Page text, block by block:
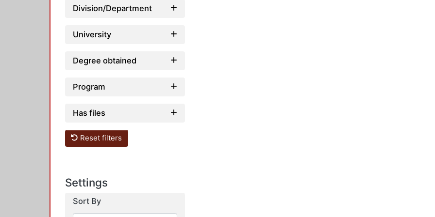
Division/Department
University
Degree obtained
Program
Has files
Reset filters
Settings
Sort By